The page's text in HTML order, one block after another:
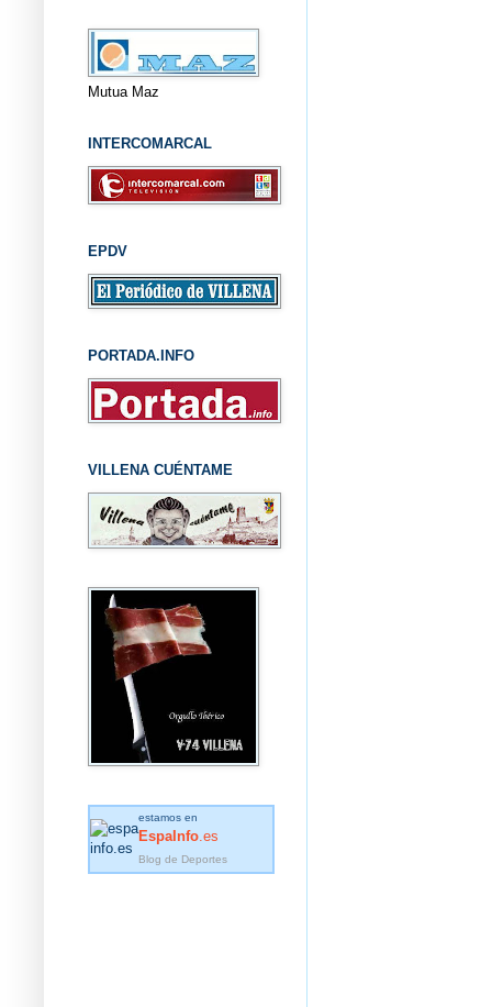
Mutua Maz
INTERCOMARCAL
EPDV
PORTADA.INFO
VILLENA CUÉNTAME
estamos en
EspaInfo .es
Blog de Deportes